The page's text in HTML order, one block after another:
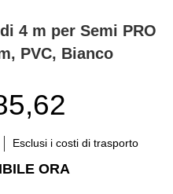
4 m per Semi PRO
PVC, Bianco
Esclusi i costi di trasporto
ORA